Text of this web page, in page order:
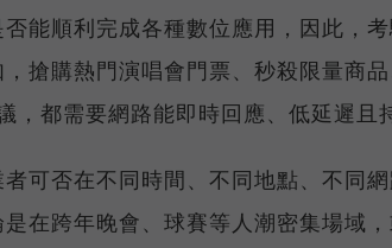
能順利完成各種數位應用，因此，
搶購熱門演唱會門票、秒殺限量商
都需要網路能即時回應、低延遲且
可否在不同時間、不同地點、不同
在跨年晚會、球賽等人潮密集場域